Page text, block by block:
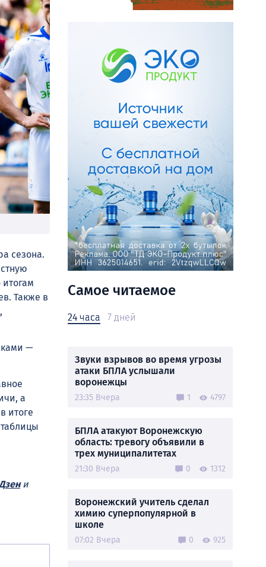
сезона.
Также в
—
а
итоге
и
Самое читаемое
24 часа 7 дней
Звуки взрывов во время угрозы
атаки БПЛА услышали
воронежцы
23:35 Вчера 1 4797
БПЛА атакуют Воронежскую
область: тревогу объявили в
трех муниципалитетах
21:30 Вчера 0 1312
Воронежский учитель сделал
химию суперпопулярной в
школе
07:02 Вчера 0 925